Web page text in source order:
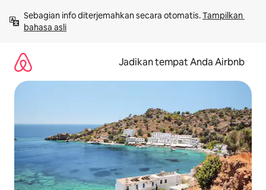
langsung
lihat
Sebagian info diterjemahkan secara otomatis. Tampilkan
bahasa asli
Jadikan tempat Anda Airbnb